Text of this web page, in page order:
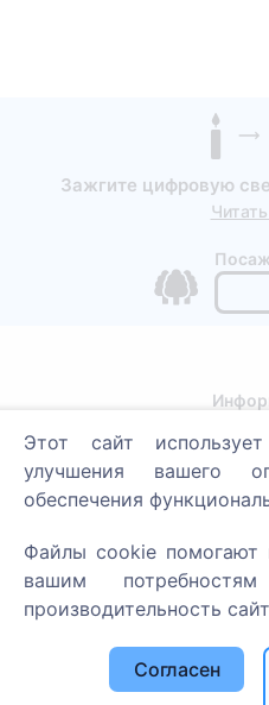
Зажгите цифровую
О
Часто
Список
Политика
Этот сайт
улучшения вашего
обеспечения
Файлы cookie помогают
вашим
производительность
Согласен